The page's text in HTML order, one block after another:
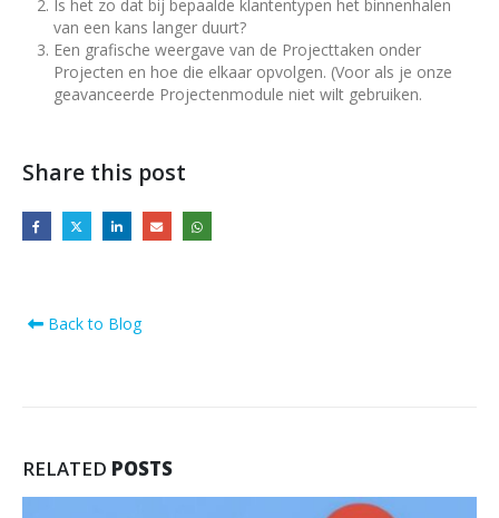
Is het zo dat bij bepaalde klantentypen het binnenhalen
van een kans langer duurt?
Een grafische weergave van de Projecttaken onder
Projecten en hoe die elkaar opvolgen. (Voor als je onze
geavanceerde Projectenmodule niet wilt gebruiken.
Share this post
Back to Blog
RELATED POSTS